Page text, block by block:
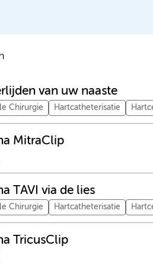
van uw naaste
Chirurgie Hartcatheterisatie
MitraClip
TAVI via de lies
Chirurgie Hartcatheterisatie
TricusClip